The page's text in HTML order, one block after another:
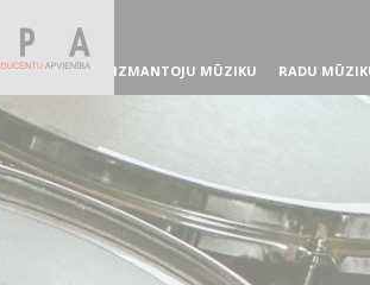
IZMANTOJU MŪZIKU RADU